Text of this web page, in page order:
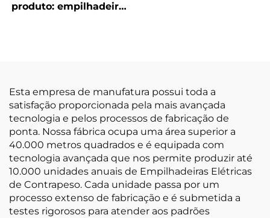
produto: empilhadeira
elevação de 3000 mm,
para todos os tipos de
terreno
Esta empresa de manufatura possui toda a
satisfação proporcionada pela mais avançada
tecnologia e pelos processos de fabricação de
ponta. Nossa fábrica ocupa uma área superior a
40.000 metros quadrados e é equipada com
tecnologia avançada que nos permite produzir até
10.000 unidades anuais de Empilhadeiras Elétricas
de Contrapeso. Cada unidade passa por um
processo extenso de fabricação e é submetida a
testes rigorosos para atender aos padrões